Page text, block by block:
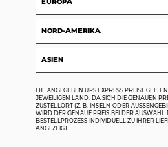
NORD-AMERIKA
ASIEN
DIE ANGEGEBEN UPS EXPRESS PREISE
JEWEILIGEN LAND. DA SICH DIE GENAUEN
ZUSTELLORT (Z. B. INSELN ODER
IRD DER GENAUE PREIS BEI DER AUSWAHL
ESTELLPROZESS INDIVIDUELL ZU IHRER
NGEZEIGT.